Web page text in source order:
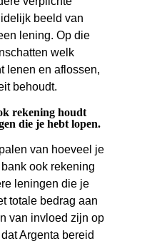
beeld van
lening. Op die
welk
lenen en aflossen,
behoudt.
rekening houdt
die je hebt lopen.
van hoeveel je
ook rekening
leningen die je
totale bedrag aan
van invloed zijn op
Argenta bereid